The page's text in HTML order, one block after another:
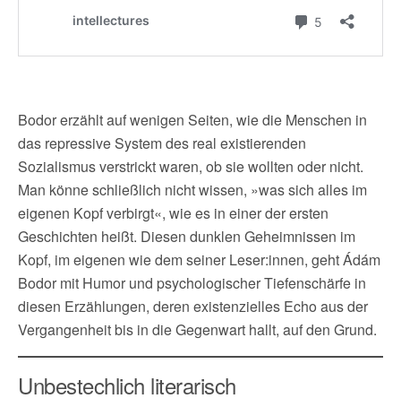
Bodor erzählt auf wenigen Seiten, wie die Menschen in
das repressive System des real existierenden
Sozialismus verstrickt waren, ob sie wollten oder nicht.
Man könne schließlich nicht wissen, »was sich alles im
eigenen Kopf verbirgt«, wie es in einer der ersten
Geschichten heißt. Diesen dunklen Geheimnissen im
Kopf, im eigenen wie dem seiner Leser:innen, geht Ádám
Bodor mit Humor und psychologischer Tiefenschärfe in
diesen Erzählungen, deren existenzielles Echo aus der
Vergangenheit bis in die Gegenwart hallt, auf den Grund.
Unbestechlich literarisch